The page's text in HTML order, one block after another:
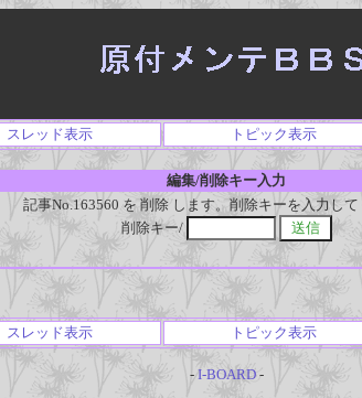
スレッド表示 トピック表示
編集/削除キー入力
記事No.163560 を 削除 します。削除キーを入力して
削除キー/
スレッド表示 トピック表示
- I-BOARD-